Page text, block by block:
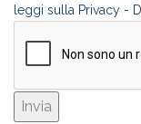
leggi sulla Privacy -